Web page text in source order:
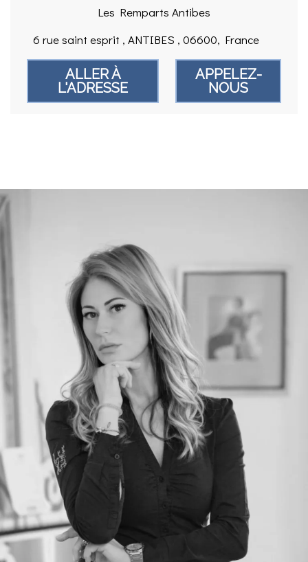
Les Remparts Antibes
6 rue saint esprit , ANTIBES , 06600, France
ALLER À
L'ADRESSE
APPELEZ-
NOUS